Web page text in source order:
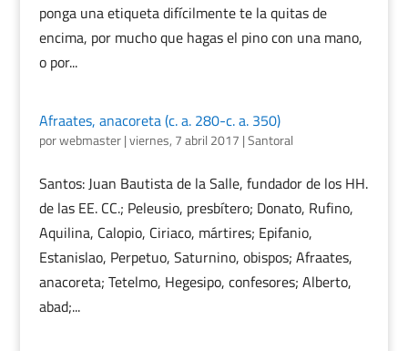
ponga una etiqueta difícilmente te la quitas de
encima, por mucho que hagas el pino con una mano,
o por...
Afraates, anacoreta (c. a. 280-c. a. 350)
porwebmaster|viernes, 7 abril 2017 |Santoral
Santos: Juan Bautista de la Salle, fundador de los HH.
de las EE. CC.; Peleusio, presbítero; Donato, Rufino,
Aquilina, Calopio, Ciriaco, mártires; Epifanio,
Estanislao, Perpetuo, Saturnino, obispos; Afraates,
anacoreta; Tetelmo, Hegesipo, confesores; Alberto,
abad;...